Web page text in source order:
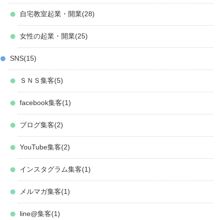
自宅教室起業・開業 28
女性の起業・開業 25
SNS 15
ＳＮＳ集客 5
facebook集客 1
ブログ集客 2
YouTube集客 2
インスタグラム集客 1
メルマガ集客 1
line@集客 1